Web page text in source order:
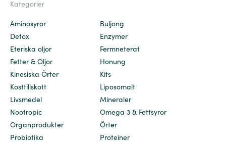
Kategorier
Aminosyror
Buljong
Detox
Enzymer
Eteriska oljor
Fermneterat
Fetter & Oljor
Honung
Kinesiska Örter
Kits
Kosttillskott
Liposomalt
Livsmedel
Mineraler
Nootropic
Omega 3 & Fettsyror
Organprodukter
Örter
Probiotika
Proteiner